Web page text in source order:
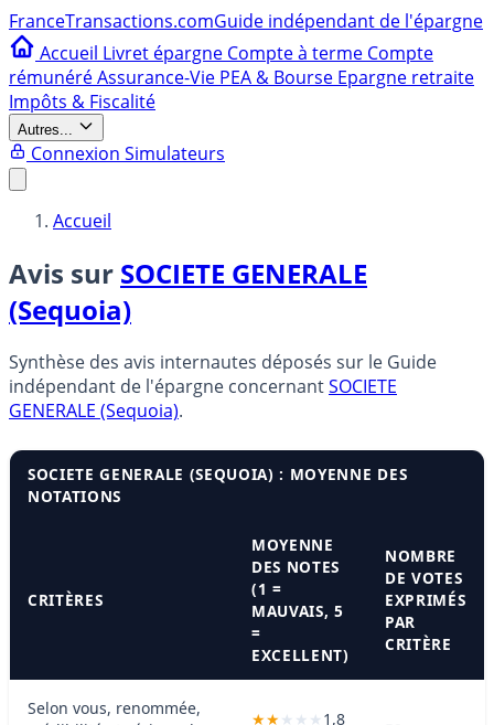
FranceTransactions.comGuide indépendant de l'épargne
Accueil Livret épargne Compte à terme Compte
rémunéréAssurance-Vie PEA & Bourse Epargne retraite
Impôts & Fiscalité
Autres...
Connexion Simulateurs
Accueil
Avis sur SOCIETE GENERALE
(Sequoia)
Synthèse des avis internautes déposés sur le Guide
indépendant de l'épargne concernantSOCIETE
GENERALE (Sequoia).
SOCIETE GENERALE (SEQUOIA) : MOYENNE DES
NOTATIONS
CRITÈRES
MOYENNE
DES NOTES
(1 =
MAUVAIS, 5
=
EXCELLENT)
NOMBRE
DE VOTES
EXPRIMÉS
PAR
CRITÈRE
Selon vous, renommée,
1,8